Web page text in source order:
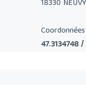
18330
47.3134748